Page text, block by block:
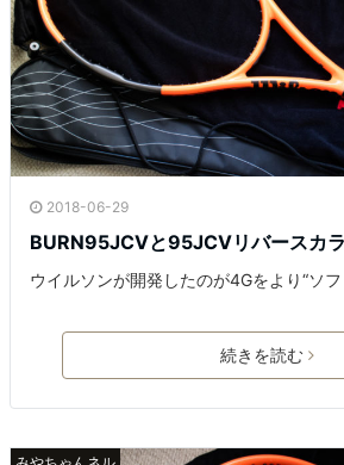
2018-06-29
BURN95JCVと95JCVリバースカ
ウイルソンが開発したのが4Gをより“ソフ
続きを読む